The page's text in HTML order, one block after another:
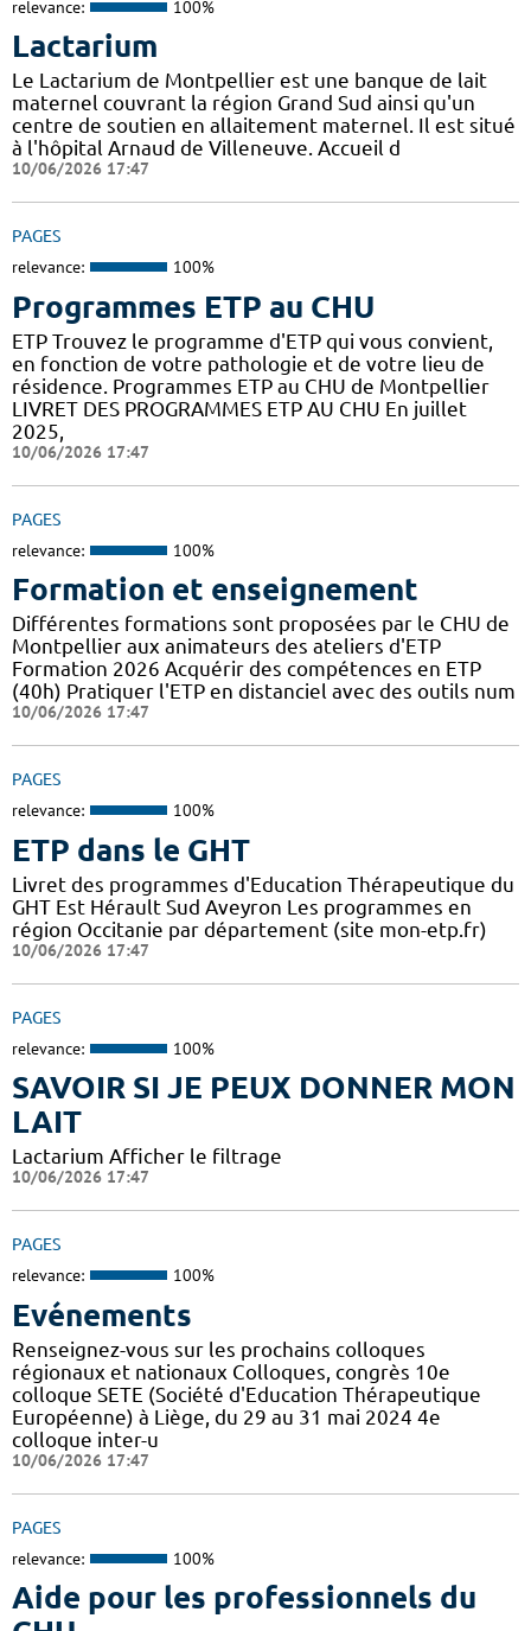
relevance: 100%
Lactarium
Le Lactarium de Montpellier est une banque de lait
maternel couvrant la région Grand Sud ainsi qu'un
centre de soutien en allaitement maternel. Il est situé
à l'hôpital Arnaud de Villeneuve. Accueil d
10/06/2026 17:47
PAGES
relevance: 100%
Programmes ETP au CHU
ETP Trouvez le programme d'ETP qui vous convient,
en fonction de votre pathologie et de votre lieu de
résidence. Programmes ETP au CHU de Montpellier
LIVRET DES PROGRAMMES ETP AU CHU En juillet
2025,
10/06/2026 17:47
PAGES
relevance: 100%
Formation et enseignement
Différentes formations sont proposées par le CHU de
Montpellier aux animateurs des ateliers d'ETP
Formation 2026 Acquérir des compétences en ETP
(40h) Pratiquer l'ETP en distanciel avec des outils num
10/06/2026 17:47
PAGES
relevance: 100%
ETP dans le GHT
Livret des programmes d'Education Thérapeutique du
GHT Est Hérault Sud Aveyron Les programmes en
région Occitanie par département (site mon-etp.fr)
10/06/2026 17:47
PAGES
relevance: 100%
SAVOIR SI JE PEUX DONNER MON
LAIT
Lactarium Afficher le filtrage
10/06/2026 17:47
PAGES
relevance: 100%
Evénements
Renseignez-vous sur les prochains colloques
régionaux et nationaux Colloques, congrès 10e
colloque SETE (Société d'Education Thérapeutique
Européenne) à Liège, du 29 au 31 mai 2024 4e
colloque inter-u
10/06/2026 17:47
PAGES
relevance: 100%
Aide pour les professionnels du